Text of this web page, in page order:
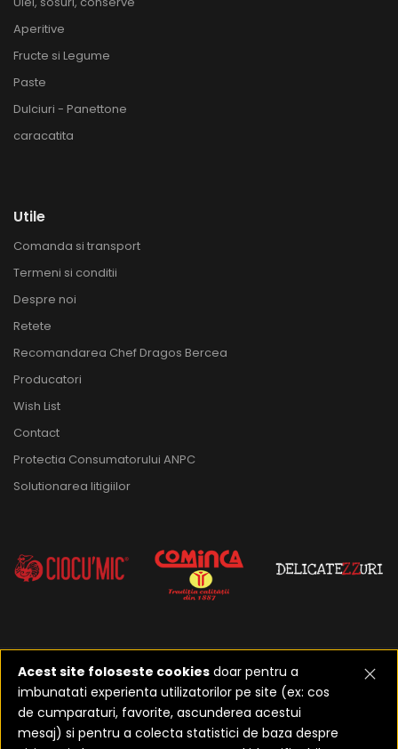
Aperitive
Fructe si Legume
Paste
Dulciuri - Panettone
caracatita
Utile
Comanda si transport
Termeni si conditii
Despre noi
Retete
Recomandarea Chef Dragos Bercea
Producatori
Wish List
Contact
Protectia Consumatorului ANPC
Solutionarea litigiilor
2023-2026 ©
Realizat de
Etusoft Oradea
Acest site foloseste cookies doar pentru a
imbunatati experienta utilizatorilor pe site (ex: cos
de cumparaturi, favorite, ascunderea acestui
mesaj) si pentru a colecta statistici de baza despre